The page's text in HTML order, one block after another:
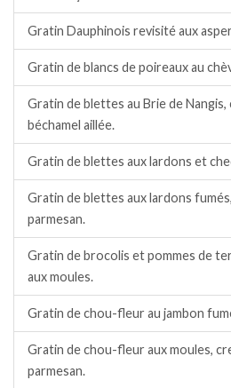
Gratin Dauphinois revisité aux
Gratin de blancs de poireaux au
Gratin de blettes au Brie de
béchamel aillée.
Gratin de blettes aux lardons et
Gratin de blettes aux lardons
parmesan.
Gratin de brocolis et pommes de
aux moules.
Gratin de chou-fleur au jambon
Gratin de chou-fleur aux moules,
parmesan.